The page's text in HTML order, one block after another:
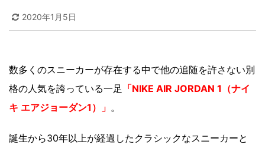
2020年1月5日
数多くのスニーカーが存在する中で他の追随を許さない別
格の人気を誇っている一足 「NIKE AIR JORDAN 1（ナイ
キ エアジョーダン1）」 。
誕生から30年以上が経過したクラシックなスニーカーと